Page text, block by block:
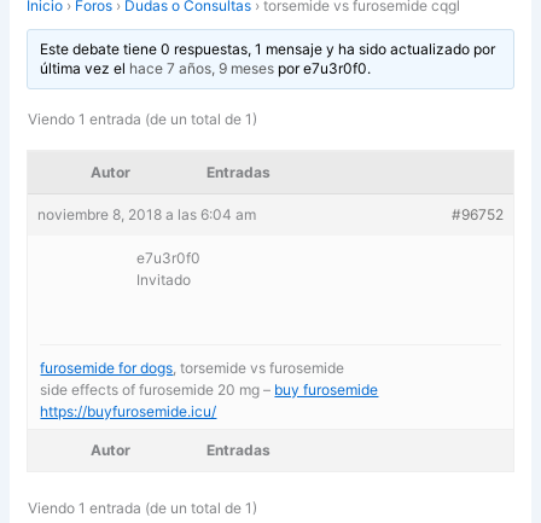
Inicio › Foros › Dudas o Consultas › torsemide vs furosemide cqgl
Este debate tiene 0 respuestas, 1 mensaje y ha sido actualizado por
última vez el hace 7 años, 9 mesespore7u3r0f0.
Viendo 1 entrada (de un total de 1)
Autor Entradas
noviembre 8, 2018 a las 6:04 am #96752
e7u3r0f0
Invitado
furosemide for dogs , torsemide vs furosemide
side effects of furosemide 20 mg – buy furosemide
https://buyfurosemide.icu/
Autor Entradas
Viendo 1 entrada (de un total de 1)